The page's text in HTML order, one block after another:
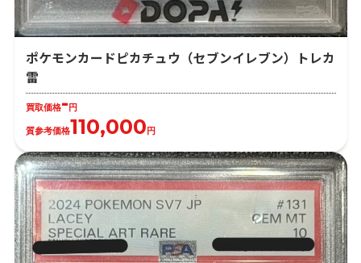
ポケモンカードピカチュウ（セブンイレブン）トレカ
雷
買取価格-円
質参考価格110,000円